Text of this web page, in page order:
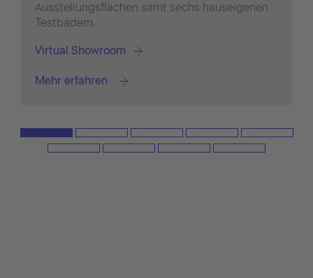
Ausstellungsflächen samt sechs hauseigenen
Testbädern.
Virtual Showroom
Mehr erfahren